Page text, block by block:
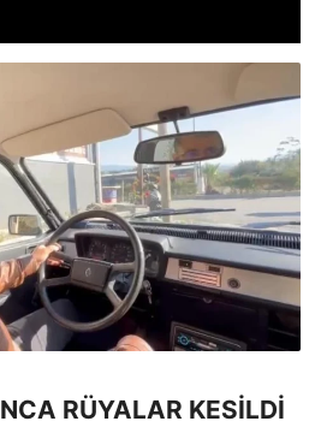
RÜYALAR KESİLDİ